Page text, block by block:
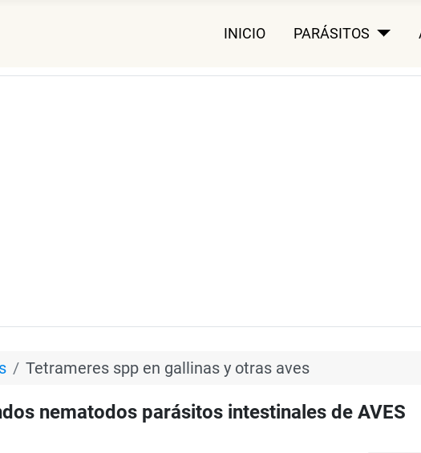
INICIO PARÁSITOS
Tetrameres spp en gallinas y otras aves
nematodos parásitos intestinales de AVES